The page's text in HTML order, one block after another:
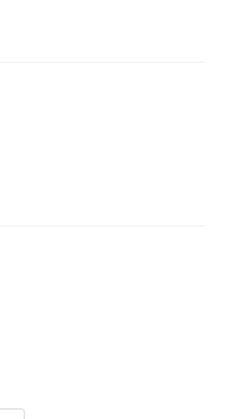
진하면 애플스토어
하면 '수상한 사진
있습니다.